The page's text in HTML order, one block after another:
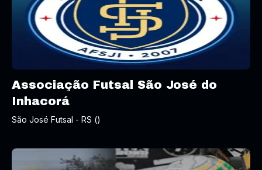
Associação Futsal São José do
Inhacorá
São José Futsal - RS ()